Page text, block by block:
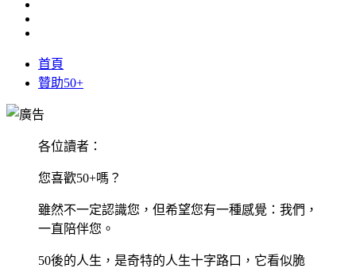
首頁
贊助50+
各位讀者：
您喜歡50+嗎？
雖然不一定認識您，但希望您有一種感覺：我們，
一直陪伴您。
50後的人生，是奇特的人生十字路口，它看似脆